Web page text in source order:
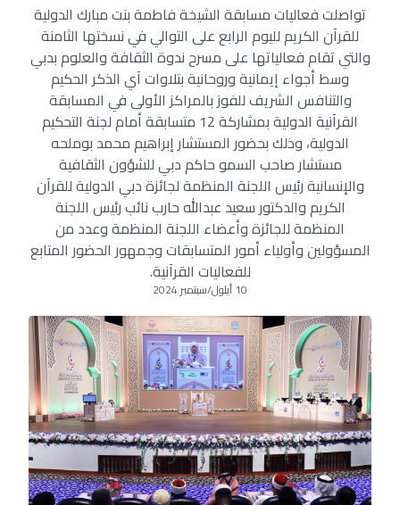
تواصلت فعاليات مسابقة الشيخة فاطمة بنت مبارك الدولية
للقرآن الكريم لليوم الرابع على التوالي في نسختها الثامنة
والتي تقام فعالياتها على مسرح ندوة الثقافة والعلوم بدبي
وسط أجواء إيمانية وروحانية بتلاوات آي الذكر الحكيم
والتنافس الشريف للفوز بالمراكز الأولى في المسابقة
القرآنية الدولية بمشاركة 12 متسابقة أمام لجنة التحكيم
الدولية، وذلك بحضور المستشار إبراهيم محمد بوملحه
مستشار صاحب السمو حاكم دبي للشؤون الثقافية
والإنسانية رئيس اللجنة المنظمة لجائزة دبي الدولية للقرآن
الكريم والدكتور سعيد عبدالله حارب نائب رئيس اللجنة
المنظمة للجائزة وأعضاء اللجنة المنظمة وعدد من
المسؤولين وأولياء أمور المتسابقات وجمهور الحضور المتابع
للفعاليات القرآنية.
10 أيلول/سبتمبر 2024